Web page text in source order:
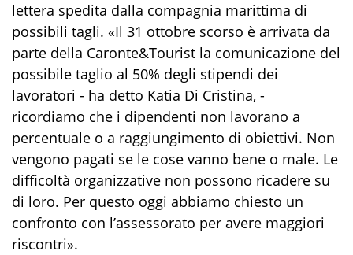
lettera spedita dalla compagnia marittima di
possibili tagli. «Il 31 ottobre scorso è arrivata da
parte della Caronte&Tourist la comunicazione del
possibile taglio al 50% degli stipendi dei
lavoratori - ha detto Katia Di Cristina, -
ricordiamo che i dipendenti non lavorano a
percentuale o a raggiungimento di obiettivi. Non
vengono pagati se le cose vanno bene o male. Le
difficoltà organizzative non possono ricadere su
di loro. Per questo oggi abbiamo chiesto un
confronto con l’assessorato per avere maggiori
riscontri».